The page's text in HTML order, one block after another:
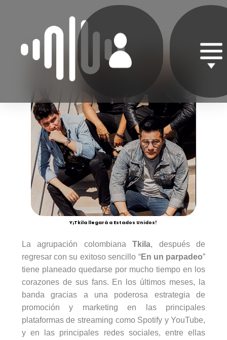
Y¡Tkila llegará a Estados Unidos!
La agrupación colombianaTkila, después de
regresar con su exitoso sencillo “En un parpadeo”
tiene planeado quedarse por mucho tiempo en los
corazones de sus fans. En los últimos meses, la
banda gracias a una poderosa estrategia de
promoción y marketing en las principales
plataformas de streaming como Spotify y YouTube,
y en las principales redes sociales, entre ellas